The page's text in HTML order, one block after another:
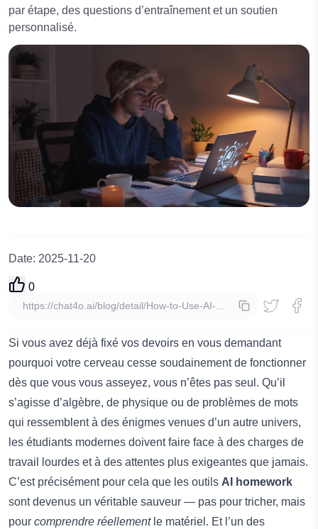
par étape, des questions d’entraînement et un soutien
personnalisé.
Date: 2025-11-20
0
Copier
Si vous avez déjà fixé vos devoirs en vous demandant
pourquoi votre cerveau cesse soudainement de fonctionner
dès que vous vous asseyez, vous n’êtes pas seul. Qu’il
s’agisse d’algèbre, de physique ou de problèmes de mots
qui ressemblent à des énigmes venues d’un autre univers,
les étudiants modernes doivent faire face à des charges de
travail lourdes et à des attentes plus exigeantes que jamais.
C’est précisément pour cela que les outils AI homework
sont devenus un véritable sauveur — pas pour tricher, mais
pour comprendre réellementle matériel. Et l’un des